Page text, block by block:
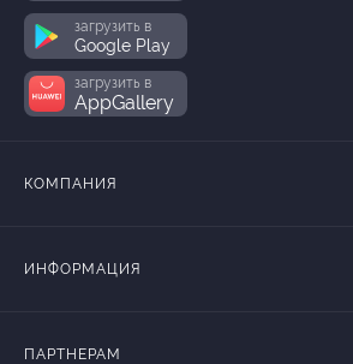
загрузить в
Google Play
загрузить в
AppGallery
КОМПАНИЯ
ИНФОРМАЦИЯ
ПАРТНЕРАМ